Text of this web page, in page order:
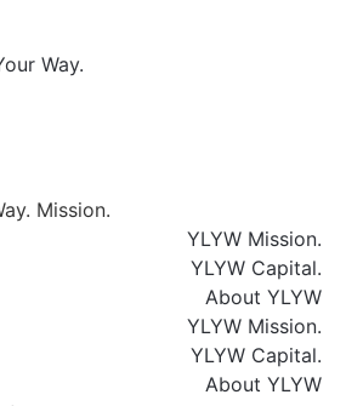
YLYW Mission.
YLYW Capital.
About YLYW
YLYW Mission.
YLYW Capital.
About YLYW